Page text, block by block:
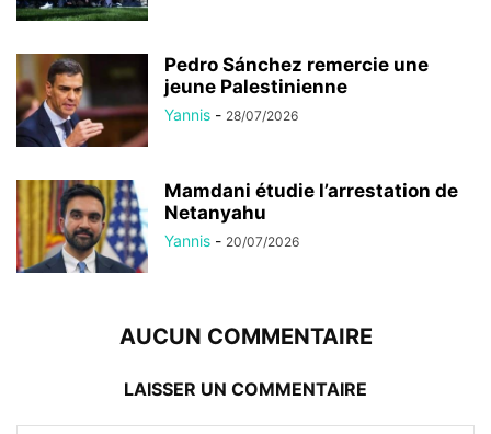
Pedro Sánchez remercie une
jeune Palestinienne
Yannis - 28/07/2026
Mamdani étudie l’arrestation de
Netanyahu
Yannis - 20/07/2026
AUCUN COMMENTAIRE
LAISSER UN COMMENTAIRE